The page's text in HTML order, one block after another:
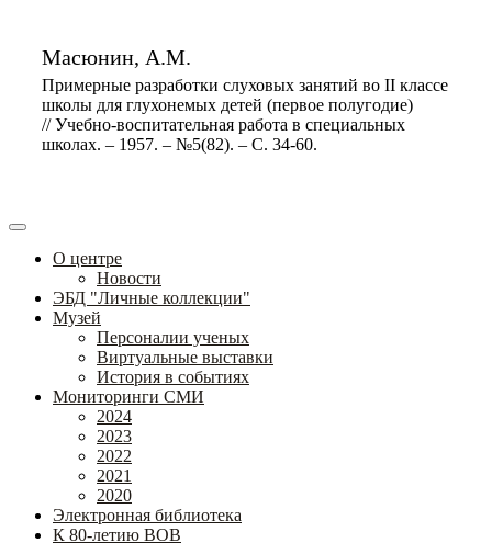
Масюнин, А.М.
Примерные разработки слуховых занятий во II классе
школы для глухонемых детей (первое полугодие)
// Учебно-воспитательная работа в специальных
школах. – 1957. – №5(82). – С. 34-60.
О центре
Новости
ЭБД "Личные коллекции"
Музей
Персоналии ученых
Виртуальные выставки
История в событиях
Мониторинги СМИ
2024
2023
2022
2021
2020
Электронная библиотека
К 80-летию ВОВ